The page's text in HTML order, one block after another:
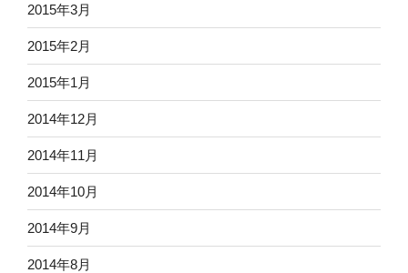
2015年3月
2015年2月
2015年1月
2014年12月
2014年11月
2014年10月
2014年9月
2014年8月